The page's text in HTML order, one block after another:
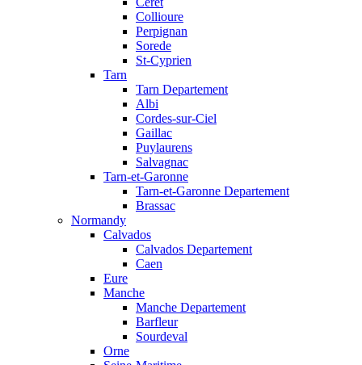
Collioure
Perpignan
Sorede
St-Cyprien
Tarn
Tarn Departement
Albi
Cordes-sur-Ciel
Gaillac
Puylaurens
Salvagnac
Tarn-et-Garonne
Tarn-et-Garonne Departement
Brassac
Normandy
Calvados
Calvados Departement
Caen
Eure
Manche
Manche Departement
Barfleur
Sourdeval
Orne